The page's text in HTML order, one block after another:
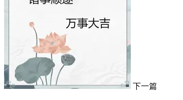
下一篇